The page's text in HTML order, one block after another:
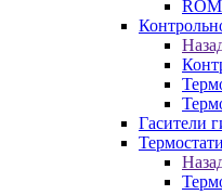
Гасители